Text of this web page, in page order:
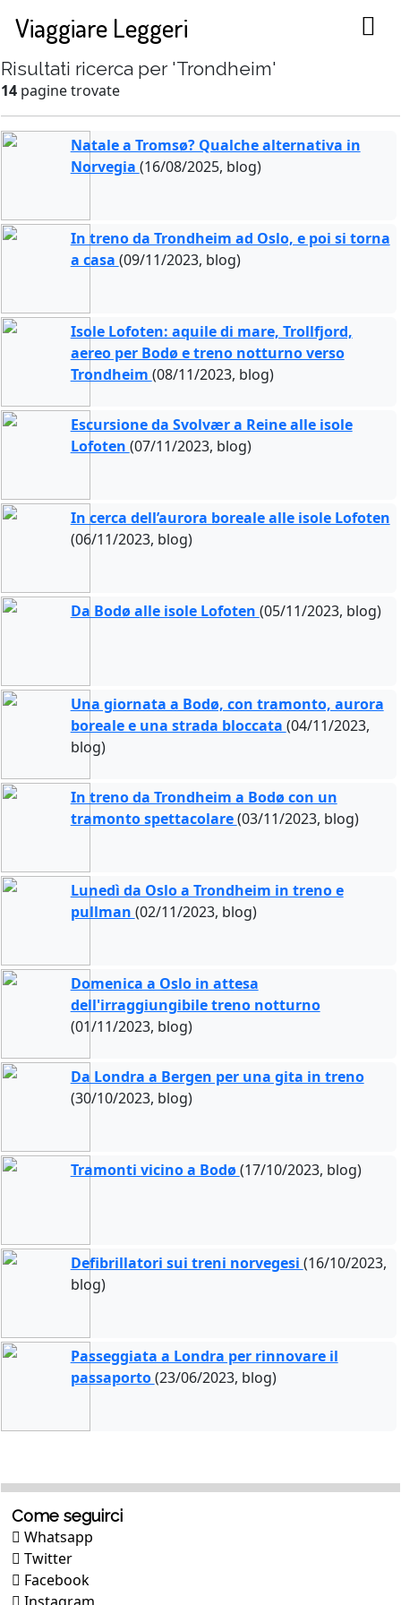
Viaggiare Leggeri
Risultati ricerca per 'Trondheim'
14 pagine trovate
Natale a Tromsø? Qualche alternativa in
Norvegia (16/08/2025, blog)
In treno da Trondheim ad Oslo, e poi si torna
a casa (09/11/2023, blog)
Isole Lofoten: aquile di mare, Trollfjord,
aereo per Bodø e treno notturno verso
Trondheim (08/11/2023, blog)
Escursione da Svolvær a Reine alle isole
Lofoten (07/11/2023, blog)
In cerca dell’aurora boreale alle isole Lofoten
(06/11/2023, blog)
Da Bodø alle isole Lofoten (05/11/2023, blog)
Una giornata a Bodø, con tramonto, aurora
boreale e una strada bloccata (04/11/2023,
blog)
In treno da Trondheim a Bodø con un
tramonto spettacolare(03/11/2023, blog)
Lunedì da Oslo a Trondheim in treno e
pullman (02/11/2023, blog)
Domenica a Oslo in attesa
dell'irraggiungibile treno notturno
(01/11/2023, blog)
Da Londra a Bergen per una gita in treno
(30/10/2023, blog)
Tramonti vicino a Bodø(17/10/2023, blog)
Defibrillatori sui treni norvegesi (16/10/2023,
blog)
Passeggiata a Londra per rinnovare il
passaporto(23/06/2023, blog)
Come seguirci
Whatsapp
Twitter
Facebook